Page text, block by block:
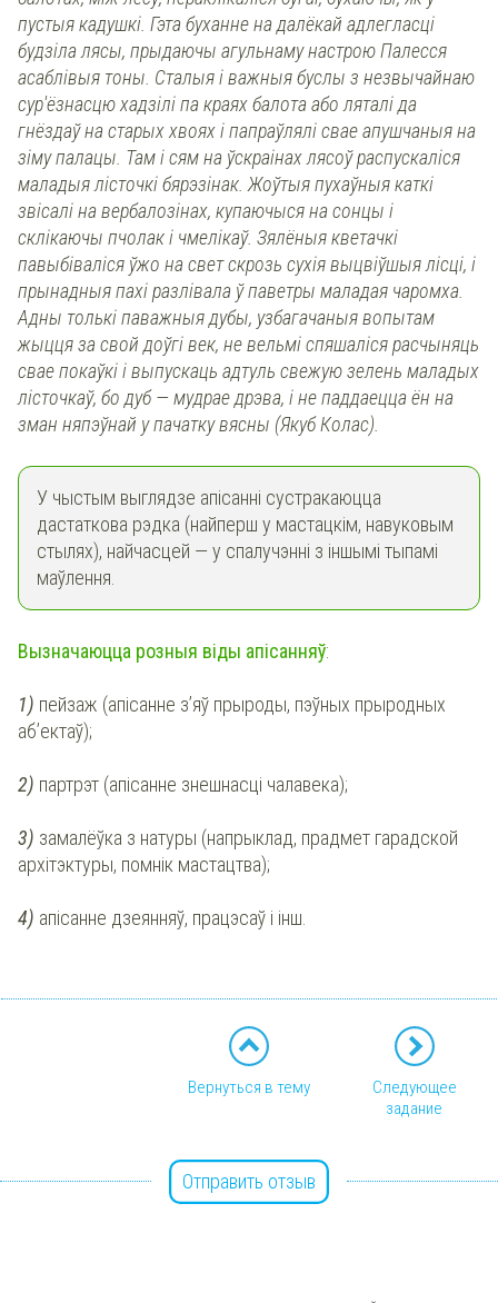
пустыя кадушкі. Гэта буханне на далёкай адлегласці
будзіла лясы, прыдаючы агульнаму настрою Палесся
асаблівыя тоны. Сталыя і важныя буслы з незвычайнаю
сур'ёзнасцю хадзілі па краях балота або ляталі да
гнёздаў на старых хвоях і папраўлялі свае апушчаныя на
зіму палацы. Там і сям на ўскраінах лясоў распускаліся
маладыя лісточкі бярэзінак. Жоўтыя пухаўныя каткі
звісалі на вербалозінах, купаючыся на сонцы і
склікаючы пчолак і чмелікаў. Зялёныя кветачкі
павыбіваліся ўжо на свет скрозь сухія выцвіўшыя лісці, і
прынадныя пахі разлівала ў паветры маладая чаромха.
Адны толькі паважныя дубы, узбагачаныя вопытам
жыцця за свой доўгі век, не вельмі спяшаліся расчыняць
свае покаўкі і выпускаць адтуль свежую зелень маладых
лісточкаў, бо дуб — мудрае дрэва, і не паддаецца ён на
зман няпэўнай у пачатку вясны (Якуб Колас).
У чыстым выглядзе апісанні сустракаюцца
дастаткова рэдка (найперш у мастацкім, навуковым
стылях), найчасцей — у спалучэнні з іншымі тыпамі
маўлення.
Вызначаюцца розныя віды апісанняў:
1) пейзаж (апісанне з’яў прыроды, пэўных прыродных
аб’ектаў);
2) партрэт (апісанне знешнасці чалавека);
3) замалёўка з натуры (напрыклад, прадмет гарадской
архітэктуры, помнік мастацтва);
4) апісанне дзеянняў, працэсаў і інш.
Вернуться в тему
Следующее
задание
Отправить отзыв